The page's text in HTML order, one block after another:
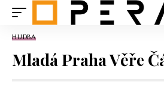
HUDBA
Mladá Praha Věře